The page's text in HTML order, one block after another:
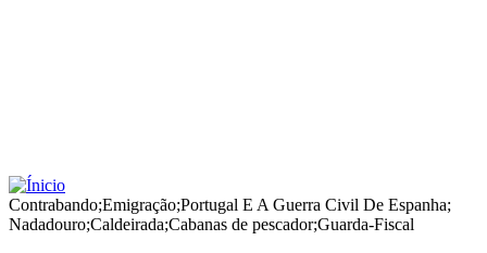
Contrabando;Emigração;Portugal E A Guerra Civil De Espanha;
Nadadouro;Caldeirada;Cabanas de pescador;Guarda-Fiscal